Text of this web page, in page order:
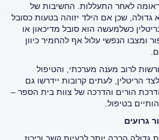
לאחר התעללות. החשיבות של
גדולה, שכן אם הילד יזוהה בטעות כסובל
כשלמעשה הוא סובל מדיכאון או
ומצבו הנפשי עלול אף להחמיר כיוון
לרוב מענה מערכתי, והטיפול
הריטלין, לעתים קרובות יידרשו גם
הורים והדרכה של צוות בית הספר –
בטיפול.
גרועים
גדולה הרבה יותר לבעיות קשב וריכוז,